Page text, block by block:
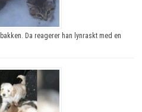
Da reagerer han lynraskt med en